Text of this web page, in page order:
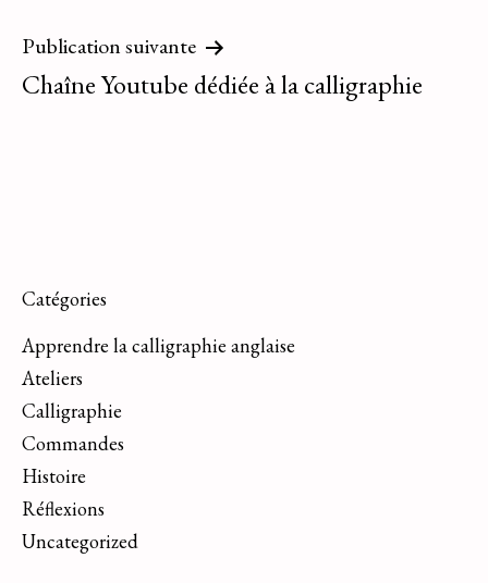
Publication suivante
Chaîne Youtube dédiée à la calligraphie
Catégories
Apprendre la calligraphie anglaise
Ateliers
Calligraphie
Commandes
Histoire
Réflexions
Uncategorized